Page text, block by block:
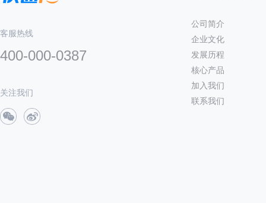
客服热线
400-000-0387
关注我们
公司简介
企业文化
发展历程
核心产品
加入我们
联系我们